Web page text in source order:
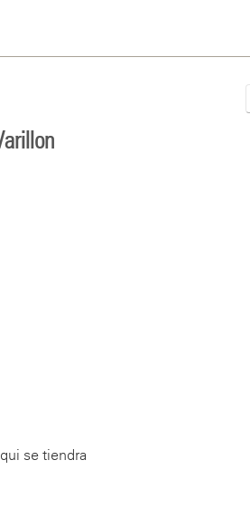
qui se tiendra